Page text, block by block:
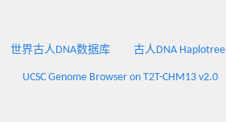
世界古人DNA数据库 古人DNA Haplotree
UCSC Genome Browser on T2T-CHM13 v2.0